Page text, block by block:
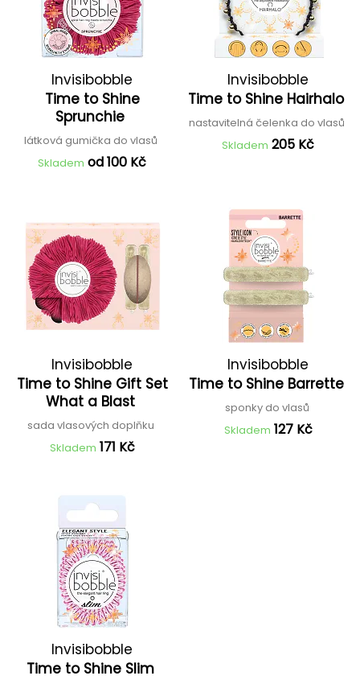
Invisibobble
Time to Shine
Sprunchie
látková gumička do vlasů
Skladem od 100 Kč
Invisibobble
Time to Shine Hairhalo
nastavitelná čelenka do vlasů
Skladem 205 Kč
Invisibobble
Time to Shine Gift Set
What a Blast
sada vlasových doplňku
Skladem 171 Kč
Invisibobble
Time to Shine Barrette
sponky do vlasů
Skladem 127 Kč
Invisibobble
Time to Shine Slim